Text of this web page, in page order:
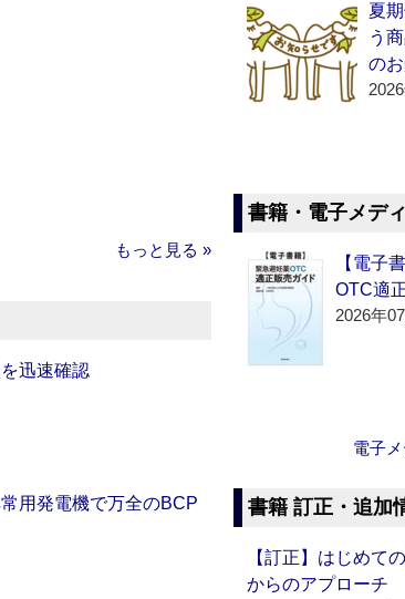
もっと見る »
迅速確認
用発電機で万全のBCP
夏
う
の
書籍・電子メデ
【電子
OTC適
2026年
電子
書籍 訂正・追加
【訂正】はじめ
からのアプローチ